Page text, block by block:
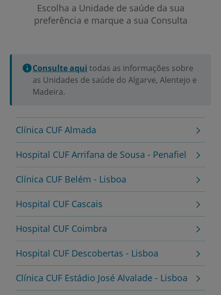
Escolha a Unidade de saúde da sua
preferência e marque a sua Consulta
Consulte aqui todas as informações sobre
as Unidades de saúde do Algarve, Alentejo e
Madeira.
Clínica CUF Almada
Hospital CUF Arrifana de Sousa - Penafiel
Clínica CUF Belém - Lisboa
Hospital CUF Cascais
Hospital CUF Coimbra
Hospital CUF Descobertas - Lisboa
Clínica CUF Estádio José Alvalade - Lisboa